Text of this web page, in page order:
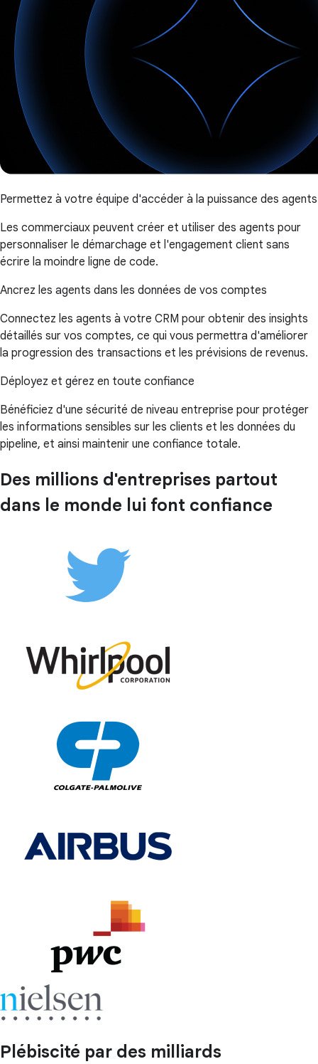
Permettez à votre équipe d'accéder à la puissance des agents
Les commerciaux peuvent créer et utiliser des agents pour
personnaliser le démarchage et l'engagement client sans
écrire la moindre ligne de code.
Ancrez les agents dans les données de vos comptes
Connectez les agents à votre CRM pour obtenir des insights
détaillés sur vos comptes, ce qui vous permettra d'améliorer
la progression des transactions et les prévisions de revenus.
Déployez et gérez en toute confiance
Bénéficiez d'une sécurité de niveau entreprise pour protéger
les informations sensibles sur les clients et les données du
pipeline, et ainsi maintenir une confiance totale.
Des millions d'entreprises partout
dans le monde lui font confiance
Plébiscité par des milliards